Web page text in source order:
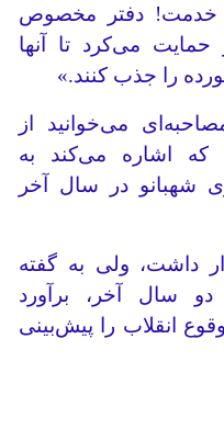
خدمت! دفتر مخصوص
می‌کرد تا آنها
را جذب کنند.»
می‌خوانید از
اشاره می‌کند به
در سال آخر
داشت، ولی به گفته
سال آخر، برآورد
انقلاب را پیش‌بینی